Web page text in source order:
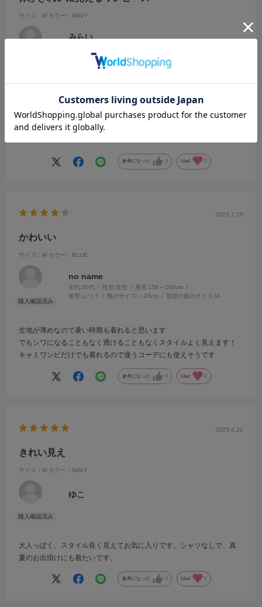
サイズ：M カラー：NAVY
みらい
ふつう 靴のサイズ: ～23cm
お腹や二の腕が気になる体型なのですが、お腹も二の腕もきれいにカ
バーされてお気に入りです。
シャツとワンピースを別々に着ることもできて汎用性も○でした！
参考になった 0 Like! 0
2025.7.15
かわいい
サイズ：M カラー：BLUE
no name
年代:30代 性別:女性 身長:156～160cm
体型:ふつう 靴のサイズ: ～23cm 普段の服のサイズ:M
生地が薄めなので暑い時期も着れると思います
でもシワになることもなく透けることもなくスタイルよく見えます！
キャミワンピだけでも着れるので違うコーデにも使えそうです
参考になった 0 Like! 0
2025.4.22
きれい見え
サイズ：M カラー：NAVY
ゆこ
大人っぽく、スタイル良く見えてお気に入りです。シャツなしで、真
夏のお出掛けにも着たいです。
参考になった 0 Like! 2